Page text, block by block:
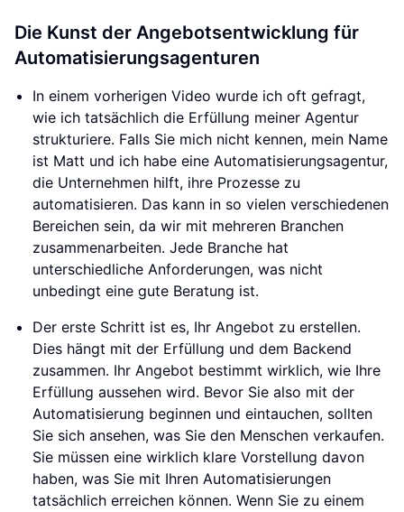
Die Kunst der Angebotsentwicklung für
Automatisierungsagenturen
In einem vorherigen Video wurde ich oft gefragt,
wie ich tatsächlich die Erfüllung meiner Agentur
strukturiere. Falls Sie mich nicht kennen, mein Name
ist Matt und ich habe eine Automatisierungsagentur,
die Unternehmen hilft, ihre Prozesse zu
automatisieren. Das kann in so vielen verschiedenen
Bereichen sein, da wir mit mehreren Branchen
zusammenarbeiten. Jede Branche hat
unterschiedliche Anforderungen, was nicht
unbedingt eine gute Beratung ist.
Der erste Schritt ist es, Ihr Angebot zu erstellen.
Dies hängt mit der Erfüllung und dem Backend
zusammen. Ihr Angebot bestimmt wirklich, wie Ihre
Erfüllung aussehen wird. Bevor Sie also mit der
Automatisierung beginnen und eintauchen, sollten
Sie sich ansehen, was Sie den Menschen verkaufen.
Sie müssen eine wirklich klare Vorstellung davon
haben, was Sie mit Ihren Automatisierungen
tatsächlich erreichen können. Wenn Sie zu einem